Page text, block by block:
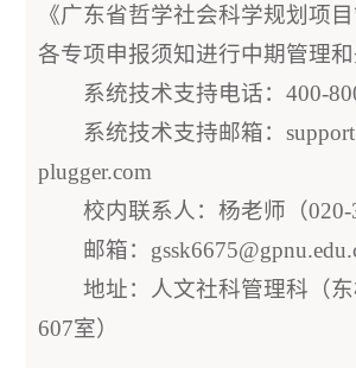
《广东省哲学社会科学规划项
各专项申报须知进行中期管理和
系统技术支持电话：400-
系统技术支持邮箱：
plugger.com
校内联系人：杨老师（020-
邮箱：
地址：人文社科管理科（
607室）